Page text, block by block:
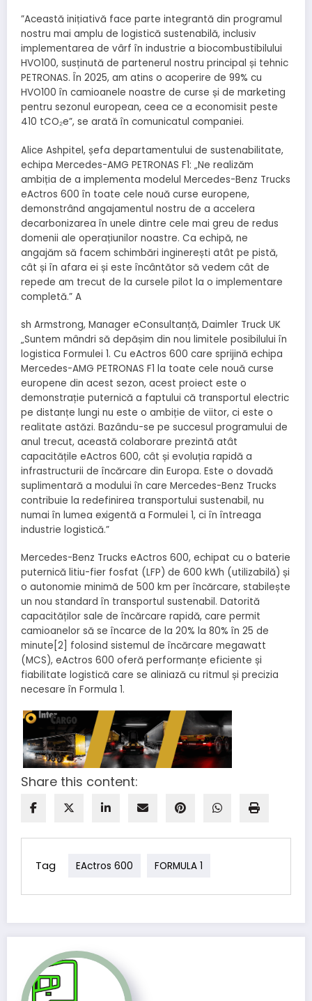
”Această inițiativă face parte integrantă din programul
nostru mai amplu de logistică sustenabilă, inclusiv
implementarea de vârf în industrie a biocombustibilului
HVO100, susținută de partenerul nostru principal și tehnic
PETRONAS. În 2025, am atins o acoperire de 99% cu
HVO100 în camioanele noastre de curse și de marketing
pentru sezonul european, ceea ce a economisit peste
410 tCO₂e”, se arată în comunicatul companiei.
Alice Ashpitel, șefa departamentului de sustenabilitate,
echipa Mercedes-AMG PETRONAS F1: „Ne realizăm
ambiția de a implementa modelul Mercedes-Benz Trucks
eActros 600 în toate cele nouă curse europene,
demonstrând angajamentul nostru de a accelera
decarbonizarea în unele dintre cele mai greu de redus
domenii ale operațiunilor noastre. Ca echipă, ne
angajăm să facem schimbări inginerești atât pe pistă,
cât și în afara ei și este încântător să vedem cât de
repede am trecut de la cursele pilot la o implementare
completă.” A
sh Armstrong, Manager eConsultanță, Daimler Truck UK
„Suntem mândri să depășim din nou limitele posibilului în
logistica Formulei 1. Cu eActros 600 care sprijină echipa
Mercedes-AMG PETRONAS F1 la toate cele nouă curse
europene din acest sezon, acest proiect este o
demonstrație puternică a faptului că transportul electric
pe distanțe lungi nu este o ambiție de viitor, ci este o
realitate astăzi. Bazându-se pe succesul programului de
anul trecut, această colaborare prezintă atât
capacitățile eActros 600, cât și evoluția rapidă a
infrastructurii de încărcare din Europa. Este o dovadă
suplimentară a modului în care Mercedes-Benz Trucks
contribuie la redefinirea transportului sustenabil, nu
numai în lumea exigentă a Formulei 1, ci în întreaga
industrie logistică.”
Mercedes-Benz Trucks eActros 600, echipat cu o baterie
puternică litiu-fier fosfat (LFP) de 600 kWh (utilizabilă) și
o autonomie minimă de 500 km per încărcare, stabilește
un nou standard în transportul sustenabil. Datorită
capacităților sale de încărcare rapidă, care permit
camioanelor să se încarce de la 20% la 80% în 25 de
minute[2] folosind sistemul de încărcare megawatt
(MCS), eActros 600 oferă performanțe eficiente și
fiabilitate logistică care se aliniază cu ritmul și precizia
necesare în Formula 1.
Share this content:
Tag EActros 600 FORMULA 1